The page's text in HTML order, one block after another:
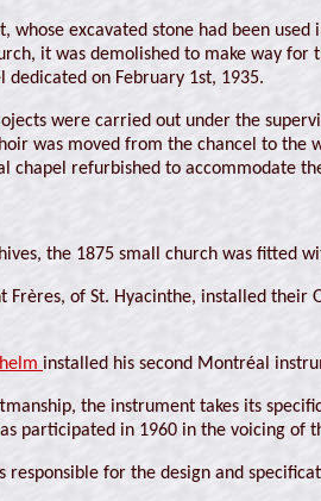
whose excavated stone had been
it was demolished to make way
dedicated on February 1st, 1935.
were carried out under the
was moved from the chancel to
chapel refurbished to accommodate
the 1875 small church was fitted
Frères, of St. Hyacinthe, installed
installed his second Montréal
the instrument takes its
participated in 1960 in the voicing of
responsible for the design and